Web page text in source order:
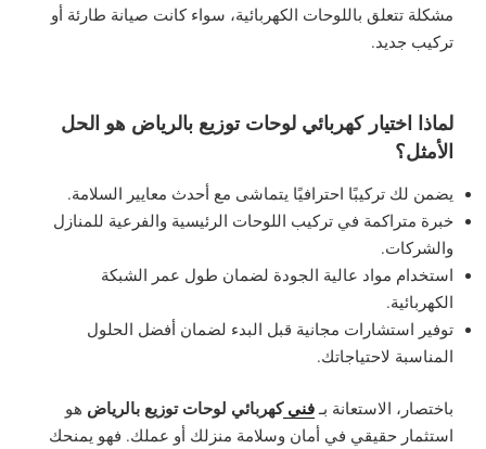
مشكلة تتعلق باللوحات الكهربائية، سواء كانت صيانة طارئة أو
تركيب جديد.
لماذا اختيار كهربائي لوحات توزيع بالرياض هو الحل
الأمثل؟
يضمن لك تركيبًا احترافيًا يتماشى مع أحدث معايير السلامة.
خبرة متراكمة في تركيب اللوحات الرئيسية والفرعية للمنازل
والشركات.
استخدام مواد عالية الجودة لضمان طول عمر الشبكة
الكهربائية.
توفير استشارات مجانية قبل البدء لضمان أفضل الحلول
المناسبة لاحتياجاتك.
باختصار، الاستعانة بـ فني كهربائي لوحات توزيع بالرياض هو
استثمار حقيقي في أمان وسلامة منزلك أو عملك. فهو يمنحك